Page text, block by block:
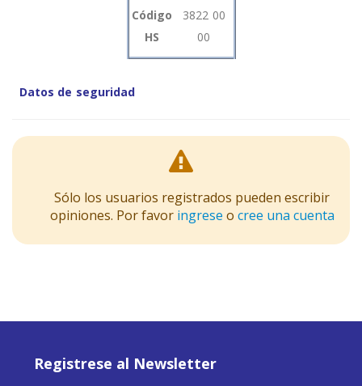
product
Código
HS
3822 00
00
Datos de seguridad
Sólo los usuarios registrados pueden escribir
opiniones. Por favor ingrese o cree una cuenta
Registrese al Newsletter